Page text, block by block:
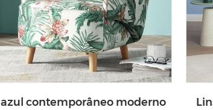
azul contemporâneo moderno